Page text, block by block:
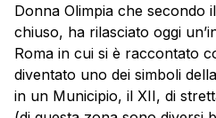
Donna Olimpia che secondo
chiuso, ha rilasciato oggi
Roma in cui si è raccontato
diventato uno dei simboli
in un Municipio, il XII, di